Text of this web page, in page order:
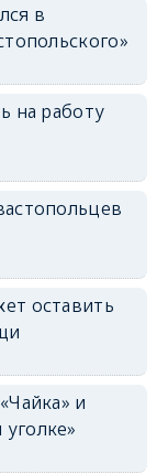
в
на работу
оставить
и